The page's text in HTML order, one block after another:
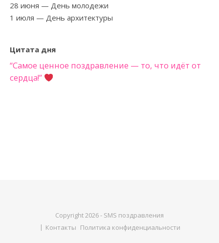
28 июня — День молодежи
1 июля — День архитектуры
Цитата дня
“Самое ценное поздравление — то, что идёт от
сердца!”
Copyright 2026 - SMS поздравления
Контакты Политика конфиденциальности